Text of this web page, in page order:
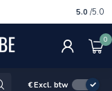
Gratis
5.0 /5.0
0
€Excl. btw